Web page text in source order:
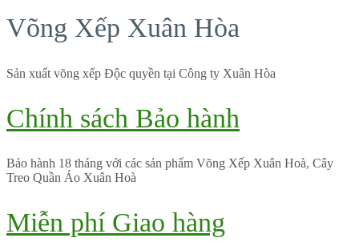
Võng Xếp Xuân Hòa
Sản xuất võng xếp Độc quyền tại Công ty Xuân Hòa
Chính sách Bảo hành
Bảo hành 18 tháng với các sản phẩm Võng Xếp Xuân Hoà, Cây
Treo Quần Áo Xuân Hoà
Miễn phí Giao hàng